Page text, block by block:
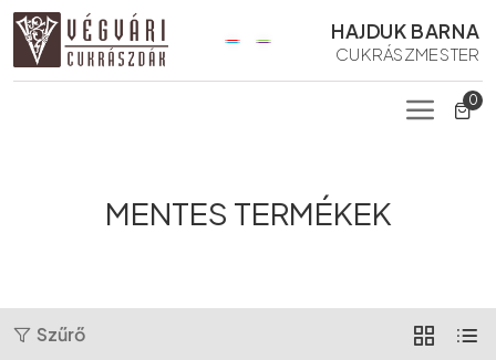
HAJDUK BARNA
CUKRÁSZMESTER
0
MENTES TERMÉKEK
Szűrő